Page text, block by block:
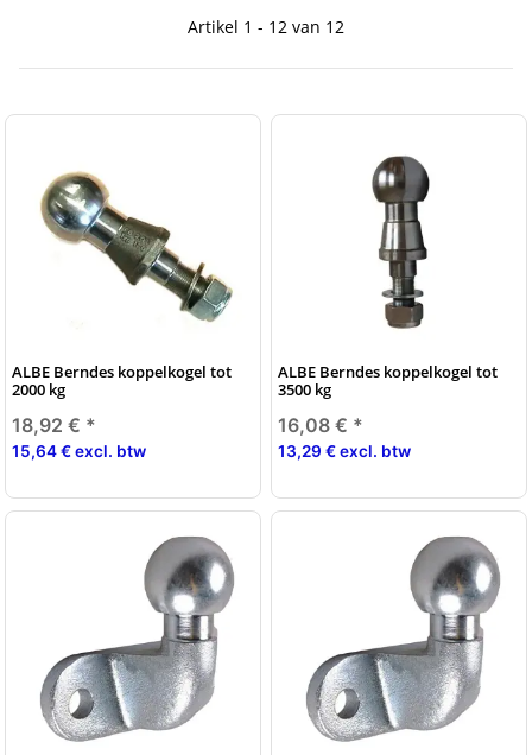
Artikel 1 - 12 van 12
ALBE Berndes koppelkogel tot
2000 kg
18,92 € *
15,64 € excl. btw
ALBE Berndes koppelkogel tot
3500 kg
16,08 € *
13,29 € excl. btw